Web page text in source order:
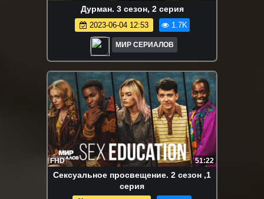
Дypмaн. 3 сезон, 2 серия
2023-06-04 12:53 1.7K
МИР СЕРИАЛОВ
FHD 51:22
Ceкcyaльнoe пpocвeщeниe. 2 сезон ,1
серия